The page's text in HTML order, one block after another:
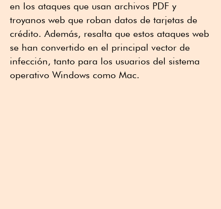
en los ataques que usan archivos PDF y
troyanos web que roban datos de tarjetas de
crédito. Además, resalta que estos ataques web
se han convertido en el principal vector de
infección, tanto para los usuarios del sistema
operativo Windows como Mac.